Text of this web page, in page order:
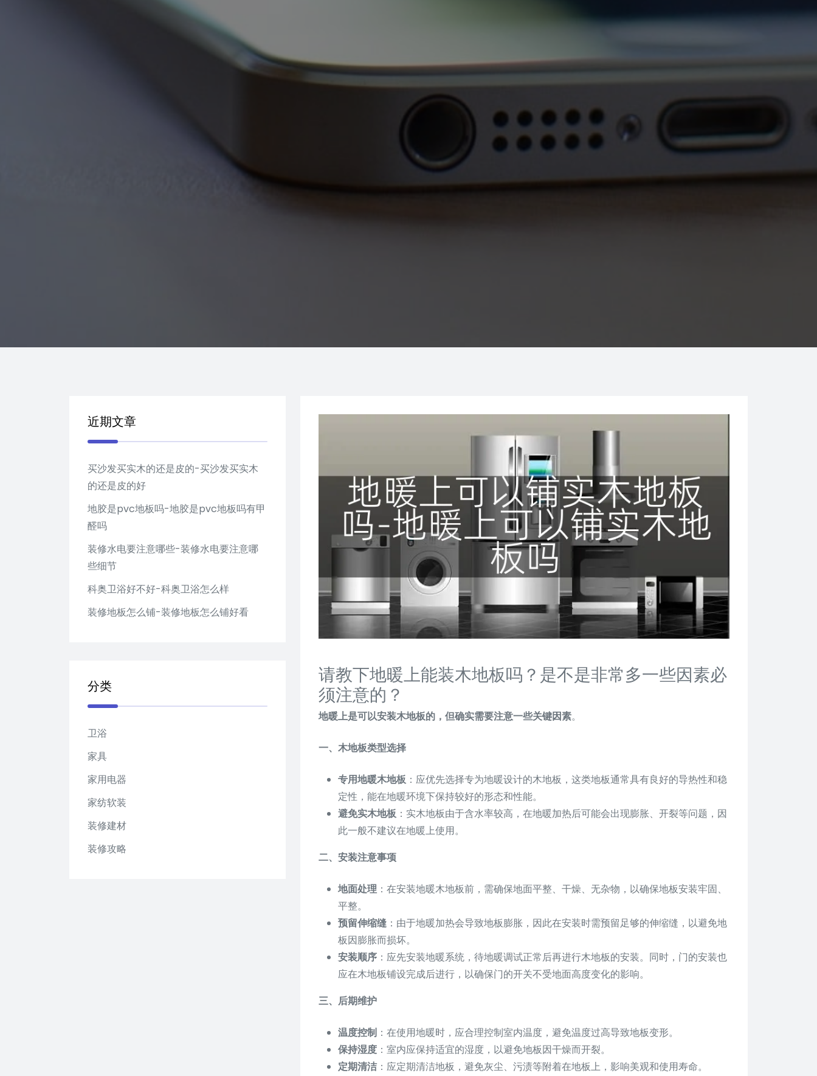
请教下地暖上能装木地板吗？是不是非常多一些因素必
须注意的？
地暖上是可以安装木地板的，但确实需要注意一些关键因素。
一、木地板类型选择
专用地暖木地板 ：应优先选择专为地暖设计的木地板，这类地板通常具有良好的导热性和稳
定性，能在地暖环境下保持较好的形态和性能。
避免实木地板 ：实木地板由于含水率较高，在地暖加热后可能会出现膨胀、开裂等问题，因
此一般不建议在地暖上使用。
二、安装注意事项
地面处理 ：在安装地暖木地板前，需确保地面平整、干燥、无杂物，以确保地板安装牢固、
平整。
预留伸缩缝 ：由于地暖加热会导致地板膨胀，因此在安装时需预留足够的伸缩缝，以避免地
板因膨胀而损坏。
安装顺序 ：应先安装地暖系统，待地暖调试正常后再进行木地板的安装。同时，门的安装也
应在木地板铺设完成后进行，以确保门的开关不受地面高度变化的影响。
三、后期维护
温度控制 ：在使用地暖时，应合理控制室内温度，避免温度过高导致地板变形。
保持湿度 ：室内应保持适宜的湿度，以避免地板因干燥而开裂。
定期清洁 ：应定期清洁地板，避免灰尘、污渍等附着在地板上，影响美观和使用寿命。
近期文章
买沙发买实木的还是皮的-买沙发买实木
的还是皮的好
地胶是pvc地板吗-地胶是pvc地板吗有甲
醛吗
装修水电要注意哪些-装修水电要注意哪
些细节
科奥卫浴好不好-科奥卫浴怎么样
装修地板怎么铺-装修地板怎么铺好看
分类
卫浴
家具
家用电器
家纺软装
装修建材
装修攻略